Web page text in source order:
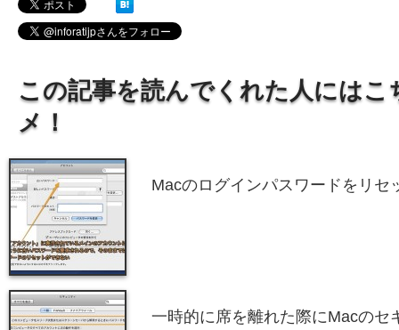
この記事を読んでくれた人にはこ
メ！
Macのログインパスワードをリセ
一時的に席を離れた際にMacのセ